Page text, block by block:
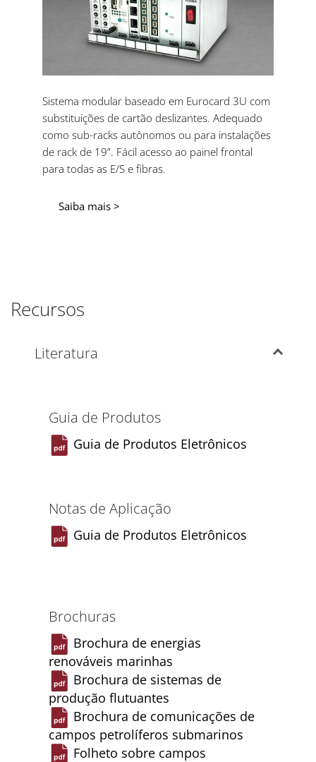
Sistema modular baseado em Eurocard 3U com
substituições de cartão deslizantes. Adequado
como sub-racks autônomos ou para instalações
de rack de 19”. Fácil acesso ao painel frontal
para todas as E/S e fibras.
Saiba mais >
Recursos
Literatura
Guia de Produtos
Guia de Produtos Eletrônicos
Notas de Aplicação
Guia de Produtos Eletrônicos
Brochuras
Brochura de energias
renováveis ​​marinhas
Brochura de sistemas de
produção flutuantes
Brochura de comunicações de
campos petrolíferos submarinos
Folheto sobre campos